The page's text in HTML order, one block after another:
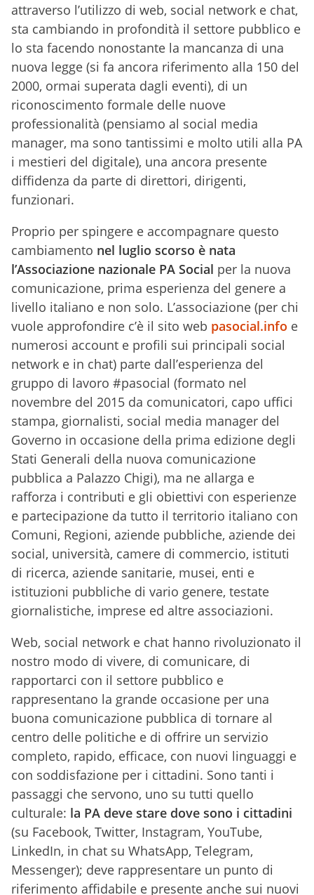
attraverso l’utilizzo di web, social network e chat,
sta cambiando in profondità il settore pubblico e
lo sta facendo nonostante la mancanza di una
nuova legge (si fa ancora riferimento alla 150 del
2000, ormai superata dagli eventi), di un
riconoscimento formale delle nuove
professionalità (pensiamo al social media
manager, ma sono tantissimi e molto utili alla PA
i mestieri del digitale), una ancora presente
diffidenza da parte di direttori, dirigenti,
funzionari.
Proprio per spingere e accompagnare questo
cambiamento nel luglio scorso è nata
l’Associazione nazionale PA Social per la nuova
comunicazione, prima esperienza del genere a
livello italiano e non solo. L’associazione (per chi
vuole approfondire c’è il sito web pasocial.info e
numerosi account e profili sui principali social
network e in chat) parte dall’esperienza del
gruppo di lavoro #pasocial (formato nel
novembre del 2015 da comunicatori, capo uffici
stampa, giornalisti, social media manager del
Governo in occasione della prima edizione degli
Stati Generali della nuova comunicazione
pubblica a Palazzo Chigi), ma ne allarga e
rafforza i contributi e gli obiettivi con esperienze
e partecipazione da tutto il territorio italiano con
Comuni, Regioni, aziende pubbliche, aziende dei
social, università, camere di commercio, istituti
di ricerca, aziende sanitarie, musei, enti e
istituzioni pubbliche di vario genere, testate
giornalistiche, imprese ed altre associazioni.
Web, social network e chat hanno rivoluzionato il
nostro modo di vivere, di comunicare, di
rapportarci con il settore pubblico e
rappresentano la grande occasione per una
buona comunicazione pubblica di tornare al
centro delle politiche e di offrire un servizio
completo, rapido, efficace, con nuovi linguaggi e
con soddisfazione per i cittadini. Sono tanti i
passaggi che servono, uno su tutti quello
culturale: la PA deve stare dove sono i cittadini
(su Facebook, Twitter, Instagram, YouTube,
LinkedIn, in chat su WhatsApp, Telegram,
Messenger); deve rappresentare un punto di
riferimento affidabile e presente anche sui nuovi